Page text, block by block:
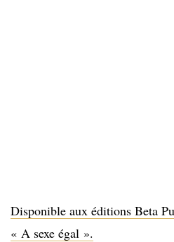
Disponible aux éditions Beta
« A sexe égal ».